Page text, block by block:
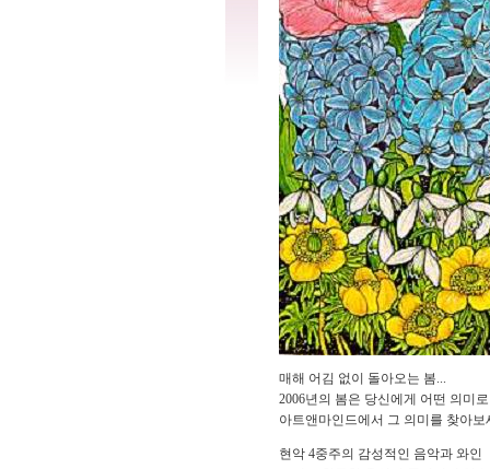
매해 어김 없이 돌아오는 봄...
2006년의 봄은 당신에게 어떤 의미
아트앤마인드에서 그 의미를 찾아보
현악 4중주의 감성적인 음악과 와인